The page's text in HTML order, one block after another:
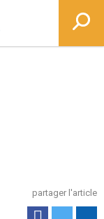
partager l'article